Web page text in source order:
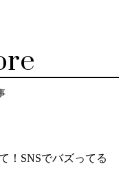
！SNSでバズってる